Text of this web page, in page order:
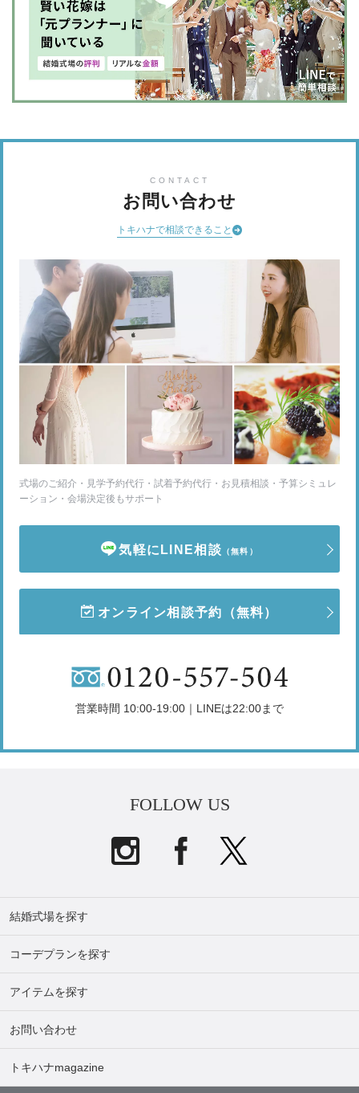
CONTACT
お問い合わせ
トキハナで相談できること
式場のご紹介・見学予約代行・試着予約代行・お見積相談・予算シミュレ
ーション・会場決定後もサポート
気軽にLINE相談 （無料）
オンライン相談予約 （無料）
営業時間 10:00-19:00｜LINEは22:00まで
FOLLOW US
結婚式場を探す
コーデプランを探す
アイテムを探す
お問い合わせ
トキハナmagazine